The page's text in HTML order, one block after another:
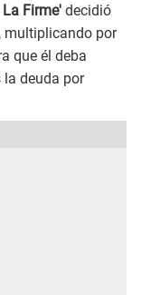
Firme' decidió
multiplicando por
que él deba
la deuda por